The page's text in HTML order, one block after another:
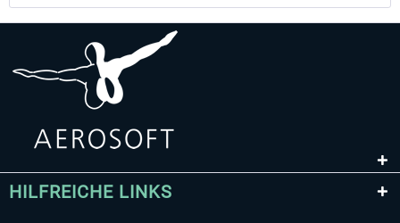
HILFREICHE LINKS